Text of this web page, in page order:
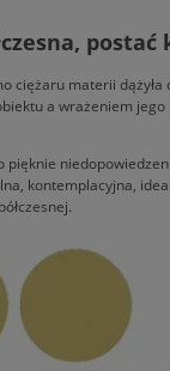
ciężaru materii
a wrażeniem
pięknie
kontemplacyjna,